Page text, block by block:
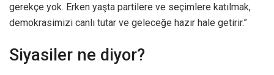
gerekçe yok. Erken yaşta partilere ve seçimlere katılmak,
demokrasimizi canlı tutar ve geleceğe hazır hale getirir.”
Siyasiler ne diyor?